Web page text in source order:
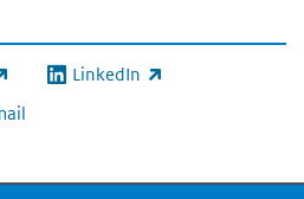
external)LinkedIn
(link is external)